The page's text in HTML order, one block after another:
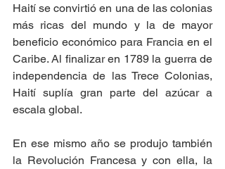
Haití se convirtió en una de las colonias
más ricas del mundo y la de mayor
beneficio económico para Francia en el
Caribe. Al finalizar en 1789 la guerra de
independencia de las Trece Colonias,
Haití suplía gran parte del azúcar a
escala global.
En ese mismo año se produjo también
la Revolución Francesa y con ella, la